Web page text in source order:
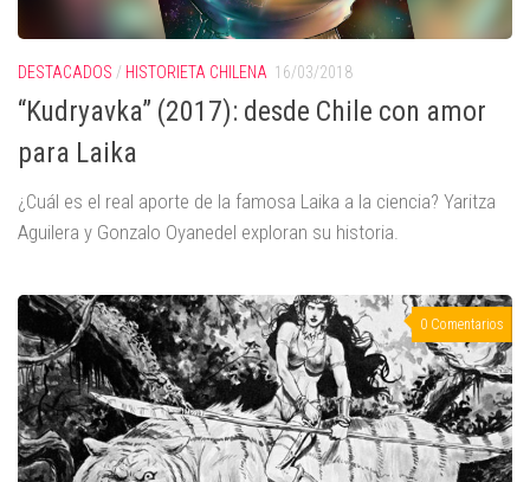
DESTACADOS / HISTORIETA CHILENA 16/03/2018
“Kudryavka” (2017): desde Chile con amor
para Laika
¿Cuál es el real aporte de la famosa Laika a la ciencia? Yaritza
Aguilera y Gonzalo Oyanedel exploran su historia.
0 Comentarios